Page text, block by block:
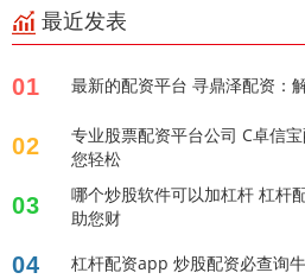
最近发表
01 最新的配资平台 寻鼎泽配资：
02
专业股票配资平台公司 C卓信
您轻松
03
哪个炒股软件可以加杠杆 杠杆
助您财
04 杠杆配资app 炒股配资必查询